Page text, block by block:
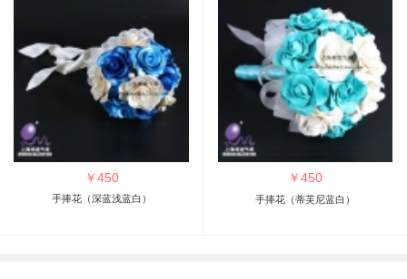
￥450
手捧花（深蓝浅蓝白）
￥450
手捧花（蒂芙尼蓝白）